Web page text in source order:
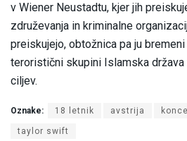
v Wiener Neustadtu, kjer jih
združevanja in kriminalne
preiskujejo, obtožnica pa ju
teroristični skupini Islamska država
ciljev.
Oznake: 18 letnik avstrija
taylor swift